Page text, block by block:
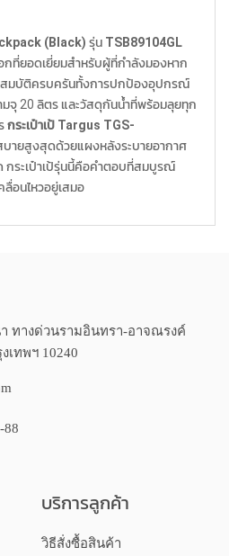
(Black) รุ่น TSB89104GL
กที่ยอดเยี่ยมสำหรับผู้ที่กำลังมองหาก
มบัติครบครันทั้งการปกป้องอุปกรณ์
จุ 20 ลิตร และวัสดุกันน้ำที่พร้อมลุยทุก
กระเป๋าเป้ Targus TGS-
ายสูงสุดด้วยแผงหลังระบายอากาศ
ระเป๋าเป้รุ่นนี้คือคำตอบที่สมบูรณ์
อนไหวอยู่เสมอ
ทางด่วนรามอินทรา-อาจณรงค์
เทพฯ 10240
88
บริการลูกค้า
วิธีสั่งซื้อสินค้า